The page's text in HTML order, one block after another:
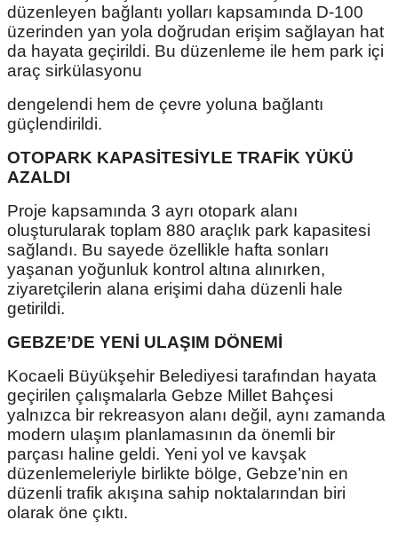
düzenleyen bağlantı yolları kapsamında D-100
üzerinden yan yola doğrudan erişim sağlayan hat
da hayata geçirildi. Bu düzenleme ile hem park içi
araç sirkülasyonu
dengelendi hem de çevre yoluna bağlantı
güçlendirildi.
OTOPARK KAPASİTESİYLE TRAFİK YÜKÜ
AZALDI
Proje kapsamında 3 ayrı otopark alanı
oluşturularak toplam 880 araçlık park kapasitesi
sağlandı. Bu sayede özellikle hafta sonları
yaşanan yoğunluk kontrol altına alınırken,
ziyaretçilerin alana erişimi daha düzenli hale
getirildi.
GEBZE’DE YENİ ULAŞIM DÖNEMİ
Kocaeli Büyükşehir Belediyesi tarafından hayata
geçirilen çalışmalarla Gebze Millet Bahçesi
yalnızca bir rekreasyon alanı değil, aynı zamanda
modern ulaşım planlamasının da önemli bir
parçası haline geldi. Yeni yol ve kavşak
düzenlemeleriyle birlikte bölge, Gebze’nin en
düzenli trafik akışına sahip noktalarından biri
olarak öne çıktı.